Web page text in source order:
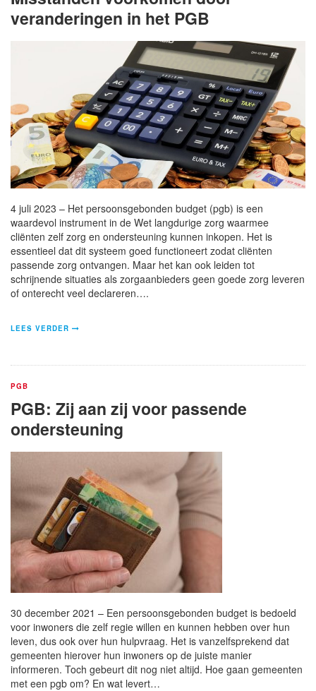
veranderingen in het PGB
4 juli 2023 – Het persoonsgebonden budget (pgb) is een
waardevol instrument in de Wet langdurige zorg waarmee
cliënten zelf zorg en ondersteuning kunnen inkopen. Het is
essentieel dat dit systeem goed functioneert zodat cliënten
passende zorg ontvangen. Maar het kan ook leiden tot
schrijnende situaties als zorgaanbieders geen goede zorg leveren
of onterecht veel declareren….
LEES VERDER
PGB
PGB: Zij aan zij voor passende
ondersteuning
30 december 2021 – Een persoonsgebonden budget is bedoeld
voor inwoners die zelf regie willen en kunnen hebben over hun
leven, dus ook over hun hulpvraag. Het is vanzelfsprekend dat
gemeenten hierover hun inwoners op de juiste manier
informeren. Toch gebeurt dit nog niet altijd. Hoe gaan gemeenten
met een pgb om? En wat levert…